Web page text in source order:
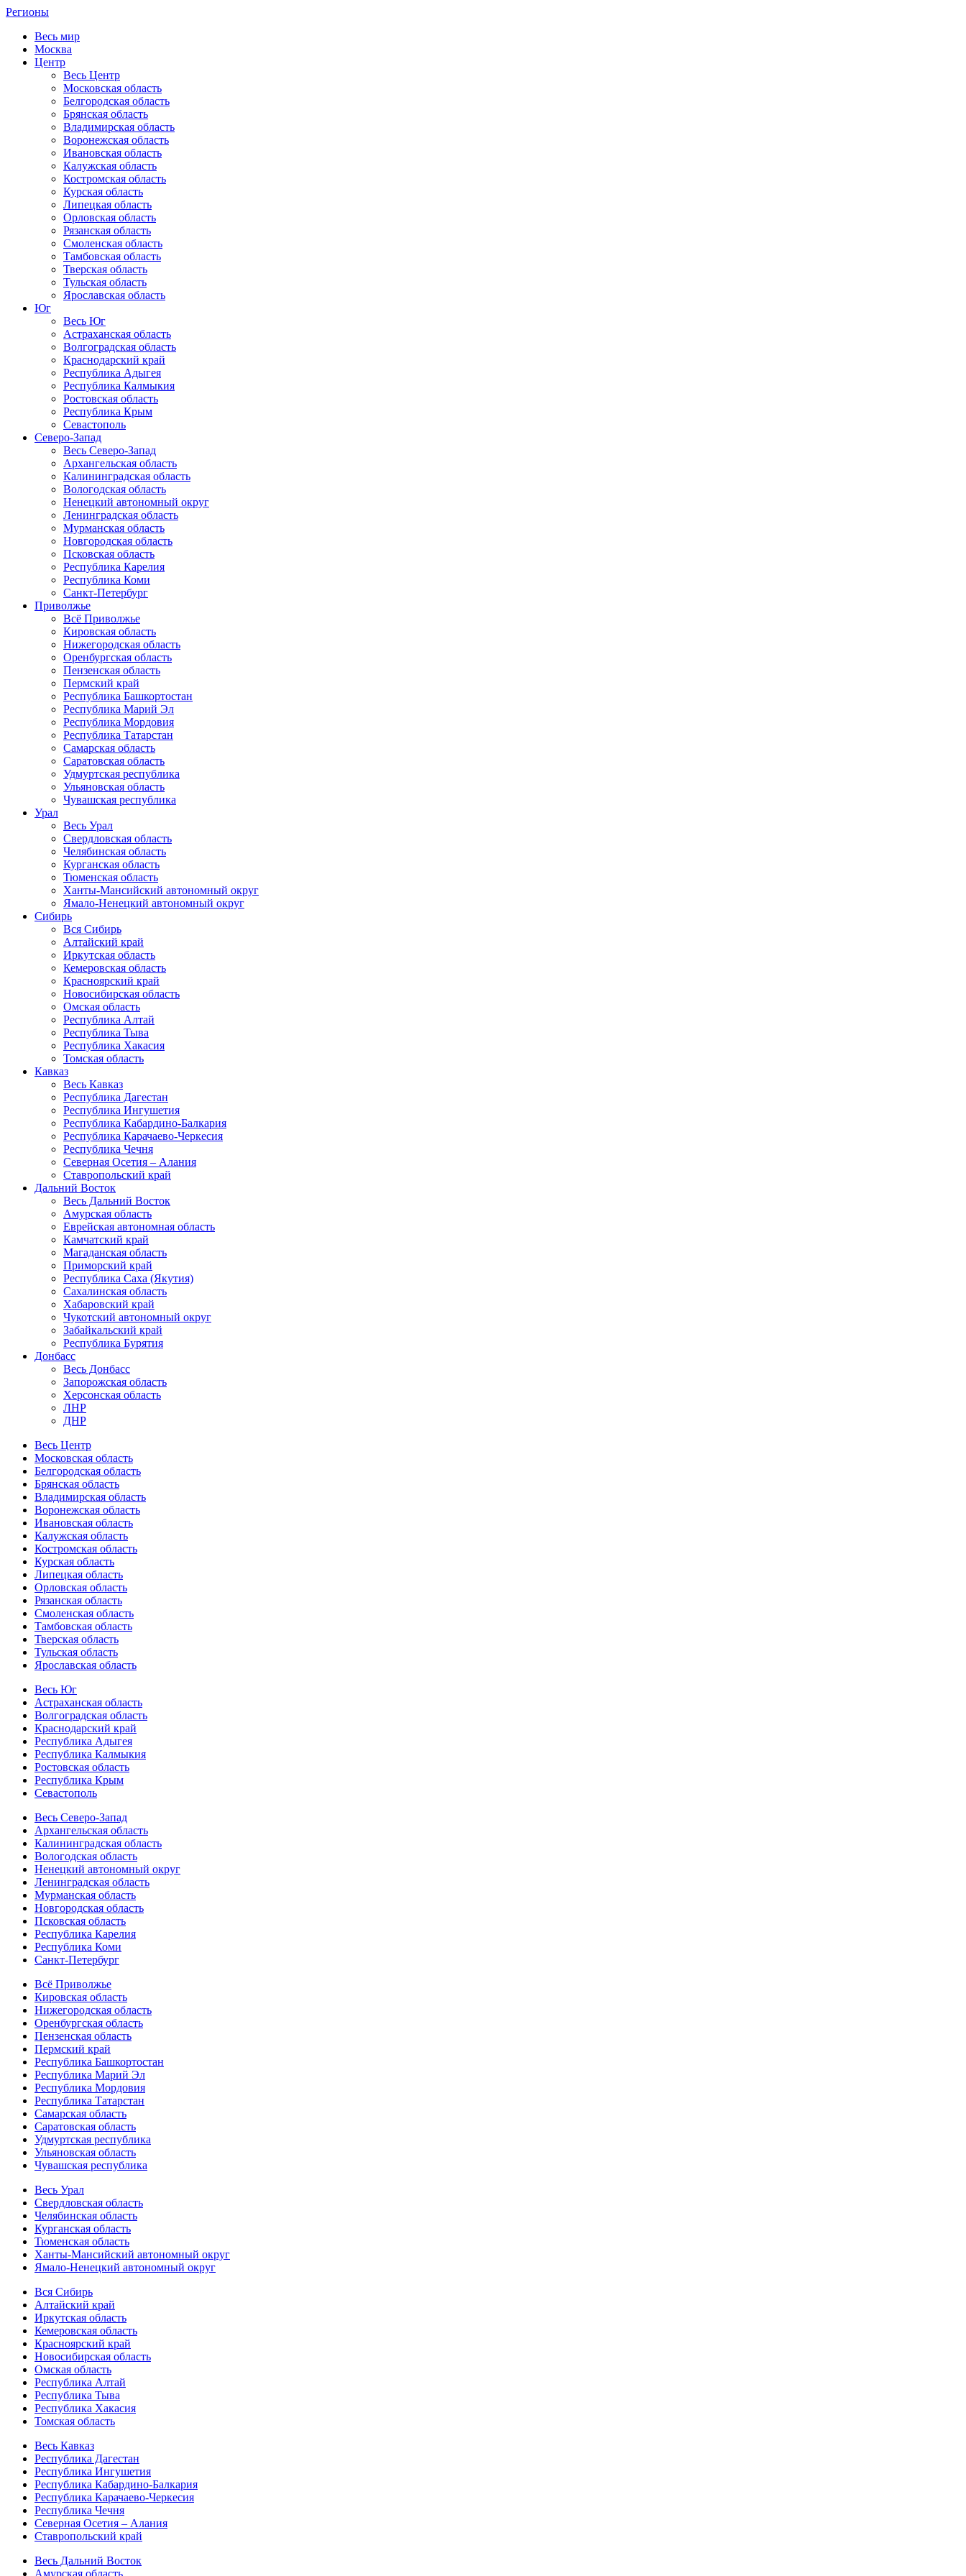
Регионы
Весь мир
Москва
Центр
Весь Центр
Московская область
Белгородская область
Брянская область
Владимирская область
Воронежская область
Ивановская область
Калужская область
Костромская область
Курская область
Липецкая область
Орловская область
Рязанская область
Смоленская область
Тамбовская область
Тверская область
Тульская область
Ярославская область
Юг
Весь Юг
Астраханская область
Волгоградская область
Краснодарский край
Республика Адыгея
Республика Калмыкия
Ростовская область
Республика Крым
Севастополь
Северо-Запад
Весь Северо-Запад
Архангельская область
Калининградская область
Вологодская область
Ненецкий автономный округ
Ленинградская область
Мурманская область
Новгородская область
Псковская область
Республика Карелия
Республика Коми
Санкт-Петербург
Приволжье
Всё Приволжье
Кировская область
Нижегородская область
Оренбургская область
Пензенская область
Пермский край
Республика Башкортостан
Республика Марий Эл
Республика Мордовия
Республика Татарстан
Самарская область
Саратовская область
Удмуртская республика
Ульяновская область
Чувашская республика
Урал
Весь Урал
Свердловская область
Челябинская область
Курганская область
Тюменская область
Ханты-Мансийский автономный округ
Ямало-Ненецкий автономный округ
Сибирь
Вся Сибирь
Алтайский край
Иркутская область
Кемеровская область
Красноярский край
Новосибирская область
Омская область
Республика Алтай
Республика Тыва
Республика Хакасия
Томская область
Кавказ
Весь Кавказ
Республика Дагестан
Республика Ингушетия
Республика Кабардино-Балкария
Республика Карачаево-Черкесия
Республика Чечня
Северная Осетия – Алания
Ставропольский край
Дальний Восток
Весь Дальний Восток
Амурская область
Еврейская автономная область
Камчатский край
Магаданская область
Приморский край
Республика Саха (Якутия)
Сахалинская область
Хабаровский край
Чукотский автономный округ
Забайкальский край
Республика Бурятия
Донбасс
Весь Донбасс
Запорожская область
Херсонская область
ЛНР
ДНР
Весь Центр
Московская область
Белгородская область
Брянская область
Владимирская область
Воронежская область
Ивановская область
Калужская область
Костромская область
Курская область
Липецкая область
Орловская область
Рязанская область
Смоленская область
Тамбовская область
Тверская область
Тульская область
Ярославская область
Весь Юг
Астраханская область
Волгоградская область
Краснодарский край
Республика Адыгея
Республика Калмыкия
Ростовская область
Республика Крым
Севастополь
Весь Северо-Запад
Архангельская область
Калининградская область
Вологодская область
Ненецкий автономный округ
Ленинградская область
Мурманская область
Новгородская область
Псковская область
Республика Карелия
Республика Коми
Санкт-Петербург
Всё Приволжье
Кировская область
Нижегородская область
Оренбургская область
Пензенская область
Пермский край
Республика Башкортостан
Республика Марий Эл
Республика Мордовия
Республика Татарстан
Самарская область
Саратовская область
Удмуртская республика
Ульяновская область
Чувашская республика
Весь Урал
Свердловская область
Челябинская область
Курганская область
Тюменская область
Ханты-Мансийский автономный округ
Ямало-Ненецкий автономный округ
Вся Сибирь
Алтайский край
Иркутская область
Кемеровская область
Красноярский край
Новосибирская область
Омская область
Республика Алтай
Республика Тыва
Республика Хакасия
Томская область
Весь Кавказ
Республика Дагестан
Республика Ингушетия
Республика Кабардино-Балкария
Республика Карачаево-Черкесия
Республика Чечня
Северная Осетия – Алания
Ставропольский край
Весь Дальний Восток
Амурская область